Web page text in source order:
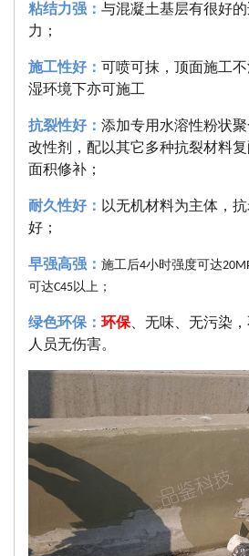
粘结力强 ： 与混凝土基层有很好
力；
施工性好： 可喷可抹，顶面施工
湿环境下亦可施工
抗裂性好： 添加专用水溶性粉状
改性剂，配以其它多种抗裂材料
面积修补；
耐久性好： 以无机材料为主体，
好；
早强高强： 施工后4小时强度可达
可达C45以上；
绿色环保： 环保 、无味、无污染
人员无伤害。